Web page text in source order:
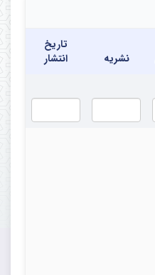
نشریه
تاریخ
انتشار